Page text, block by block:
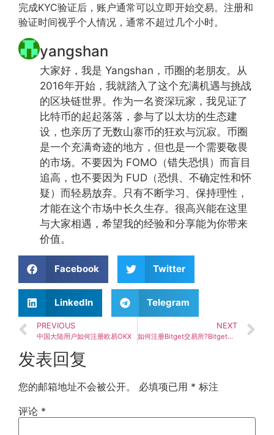
完成KYC验证后，账户通常可以立即开始交易。注册和
验证时间视乎个人情况，通常不超过几个小时。
yangshan
大家好，我是 Yangshan，币圈的老朋友。从
2016年开始，我就踏入了这个充满机遇与挑战
的区块链世界。作为一名资深玩家，我见证了
比特币的起起落落，参与了以太坊的生态建
设，也亲历了无数山寨币的狂欢与沉寂。币圈
是一个充满奇迹的地方，但也是一个需要敬畏
的市场。不要因为 FOMO（错失恐惧）而盲目
追高，也不要因为 FUD（恐惧、不确定性和怀
疑）而轻易放弃。只有不断学习、保持理性，
才能在这个市场中长久生存。很高兴能在这里
与大家相遇，希望我的经验和分享能为你带来
价值。
Facebook Twitter
LinkedIn Telegram
PREVIOUS
中国大陆用户如何注册欧易OKX
NEXT
如何注册Bitget交易所?Bitget注册流程指南
发表回复
您的邮箱地址不会被公开。 必填项已用 * 标注
评论 *